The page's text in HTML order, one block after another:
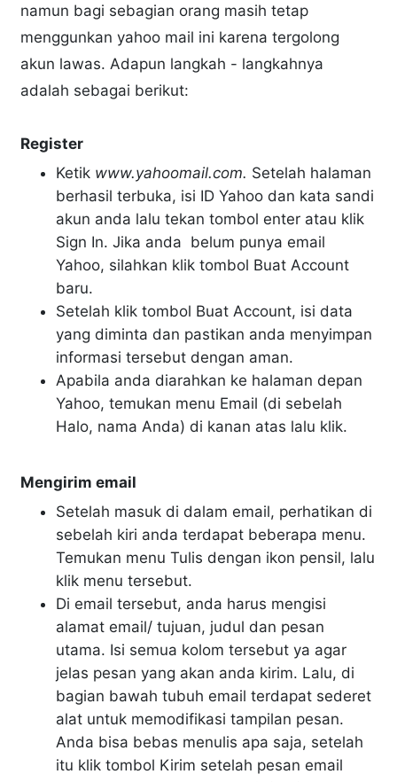
namun bagi sebagian orang masih tetap
menggunkan yahoo mail ini karena tergolong
akun lawas. Adapun langkah - langkahnya
adalah sebagai berikut:
Register
Ketik www.yahoomail.com. Setelah halaman
berhasil terbuka, isi ID Yahoo dan kata sandi
akun anda lalu tekan tombol enter atau klik
Sign In. Jika anda belum punya email
Yahoo, silahkan klik tombol Buat Account
baru.
Setelah klik tombol Buat Account, isi data
yang diminta dan pastikan anda menyimpan
informasi tersebut dengan aman.
Apabila anda diarahkan ke halaman depan
Yahoo, temukan menu Email (di sebelah
Halo, nama Anda) di kanan atas lalu klik.
Mengirim email
Setelah masuk di dalam email, perhatikan di
sebelah kiri anda terdapat beberapa menu.
Temukan menu Tulis dengan ikon pensil, lalu
klik menu tersebut.
Di email tersebut, anda harus mengisi
alamat email/ tujuan, judul dan pesan
utama. Isi semua kolom tersebut ya agar
jelas pesan yang akan anda kirim. Lalu, di
bagian bawah tubuh email terdapat sederet
alat untuk memodifikasi tampilan pesan.
Anda bisa bebas menulis apa saja, setelah
itu klik tombol Kirim setelah pesan email